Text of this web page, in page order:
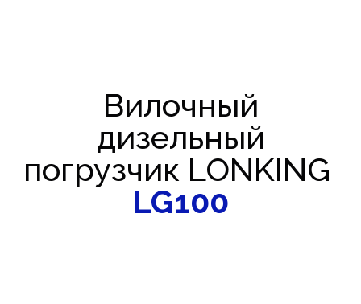
Вилочный
дизельный
погрузчик LONKING
LG100